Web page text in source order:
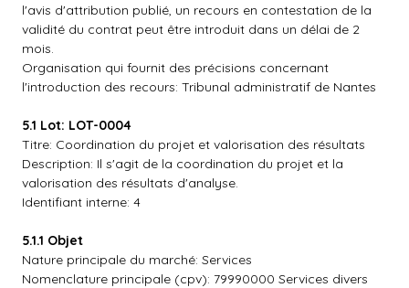
l'avis d'attribution publié, un recours en contestation de la
validité du contrat peut être introduit dans un délai de 2
mois.
Organisation qui fournit des précisions concernant
l'introduction des recours: Tribunal administratif de Nantes
5.1 Lot: LOT-0004
Titre: Coordination du projet et valorisation des résultats
Description: Il s'agit de la coordination du projet et la
valorisation des résultats d'analyse.
Identifiant interne: 4
5.1.1 Objet
Nature principale du marché: Services
Nomenclature principale (cpv): 79990000 Services divers